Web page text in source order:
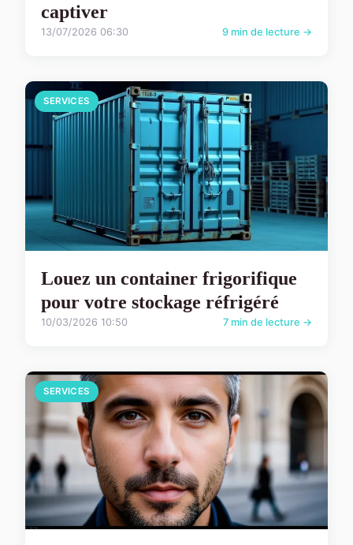
captiver
13/07/2026 06:30 9 min de lecture →
SERVICES
Louez un container frigorifique
pour votre stockage réfrigéré
10/03/2026 10:50 7 min de lecture →
SERVICES